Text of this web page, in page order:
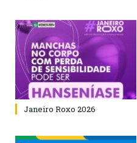
Janeiro Roxo 2026